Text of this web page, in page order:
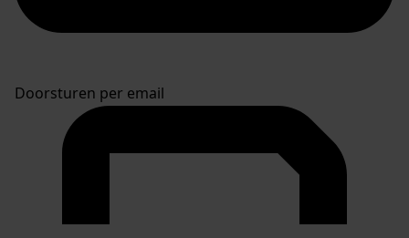
Doorsturen per email